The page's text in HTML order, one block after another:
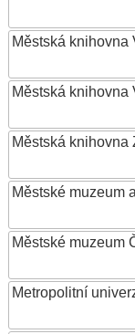
Městská knihovna
Městská knihovna
Městská knihovna
Městské muzeum
Městské muzeum
Metropolitní